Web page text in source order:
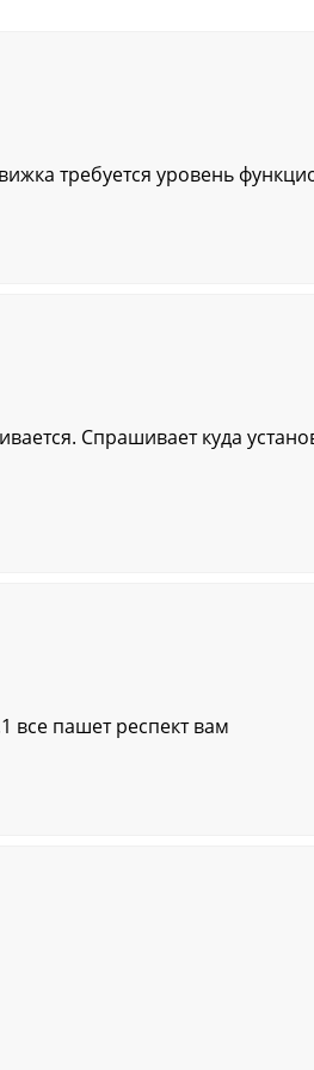
требуется уровень
Спрашивает куда
все пашет респект вам